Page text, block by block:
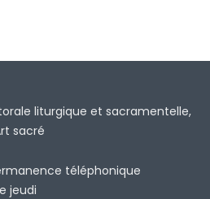
liturgique et sacramentelle,
sacré
téléphonique
jeudi